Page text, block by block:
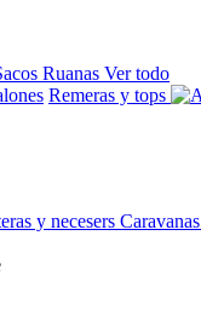
Ruanas Ver todo
Remeras y tops
y necesers Caravanas